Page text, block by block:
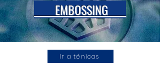
EMBOSSING
Ir a ténicas